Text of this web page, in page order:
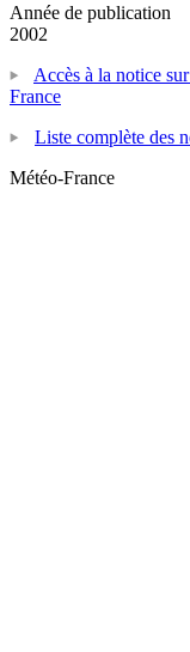
Année de publication
2002
Accès à la notice
France
Liste complète des
Météo-France